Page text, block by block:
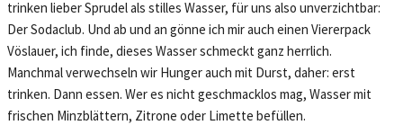
trinken lieber Sprudel als stilles Wasser, für uns also unverzichtbar:
Der Sodaclub. Und ab und an gönne ich mir auch einen Viererpack
Vöslauer, ich finde, dieses Wasser schmeckt ganz herrlich.
Manchmal verwechseln wir Hunger auch mit Durst, daher: erst
trinken. Dann essen. Wer es nicht geschmacklos mag, Wasser mit
frischen Minzblättern, Zitrone oder Limette befüllen.